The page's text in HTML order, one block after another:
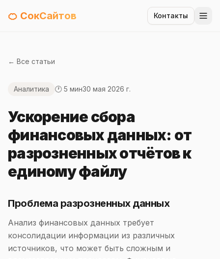
🍊 СокСайтов Контакты
← Все статьи
Аналитика 🕐 5 мин30 мая 2026 г.
Ускорение сбора
финансовых данных: от
разрозненных отчётов к
единому файлу
Проблема разрозненных данных
Анализ финансовых данных требует
консолидации информации из различных
источников, что может быть сложным и